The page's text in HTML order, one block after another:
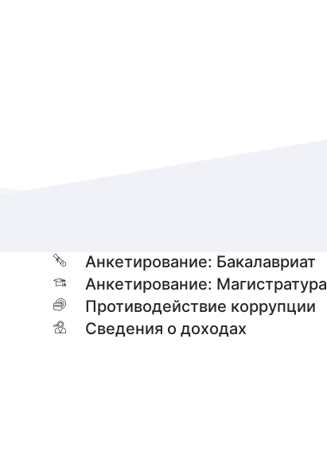
Анкетирование: Бакалавриат
Анкетирование: Магистратура
Противодействие коррупции
Сведения о доходах